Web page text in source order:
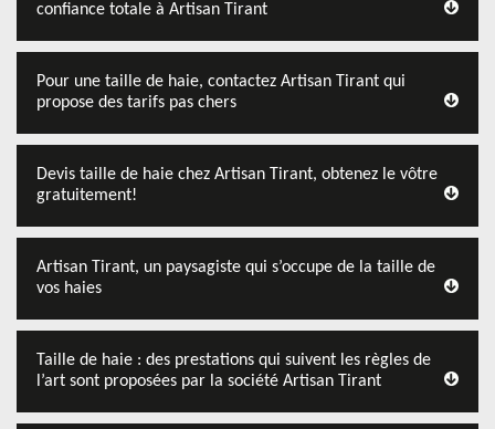
confiance totale à Artisan Tirant
Pour une taille de haie, contactez Artisan Tirant qui
propose des tarifs pas chers
Devis taille de haie chez Artisan Tirant, obtenez le vôtre
gratuitement!
Artisan Tirant, un paysagiste qui s’occupe de la taille de
vos haies
Taille de haie : des prestations qui suivent les règles de
l’art sont proposées par la société Artisan Tirant